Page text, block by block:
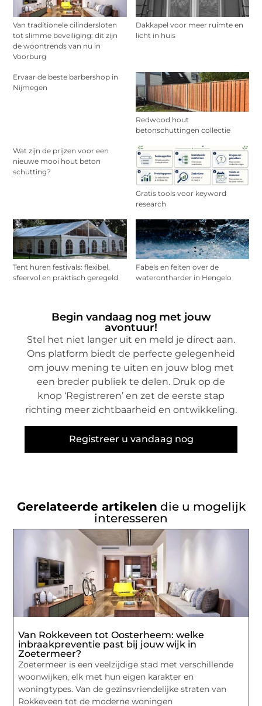
Van traditionele cilindersloten
tot slimme beveiliging: dit zijn
de woontrends van nu in
Voorburg
Dakkapel voor meer ruimte en
licht in huis
Ervaar de beste barbershop in
Nijmegen
Redwood hout
betonschuttingen collectie
Wat zijn de prijzen voor een
nieuwe mooi hout beton
schutting?
Gratis tools voor keyword
research
Tent huren festivals: flexibel,
sfeervol en praktisch geregeld
Fabels en feiten over de
waterontharder in Hengelo
Begin vandaag nog met jouw
avontuur!
Stel het niet langer uit en meld je direct aan.
Ons platform biedt de perfecte gelegenheid
om jouw mening te uiten en jouw blog met
een breder publiek te delen. Druk op de
knop ‘Registreren’ en zet de eerste stap
richting meer zichtbaarheid en ontwikkeling.
Registreer u vandaag nog
Gerelateerde artikelen die u mogelijk
interesseren
Van Rokkeveen tot Oosterheem: welke
inbraakpreventie past bij jouw wijk in
Zoetermeer?
Zoetermeer is een veelzijdige stad met verschillende
woonwijken, elk met hun eigen karakter en
woningtypes. Van de gezinsvriendelijke straten van
Rokkeveen tot de moderne woningen